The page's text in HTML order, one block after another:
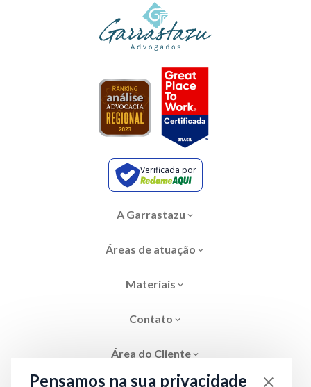
Verificada por
A Garrastazu
Áreas de atuação
Materiais
Contato
Área do Cliente
Pensamos na sua privacidade